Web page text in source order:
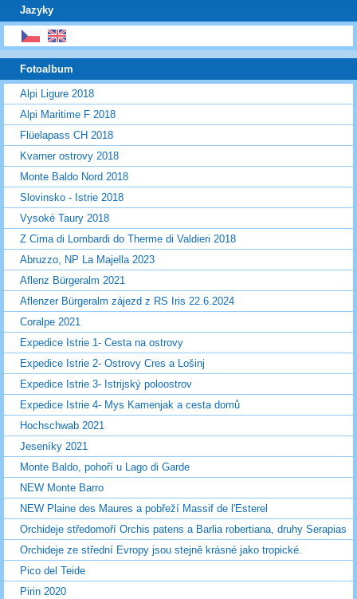
Jazyky
Fotoalbum
Alpi Ligure 2018
Alpi Maritime F 2018
Flüelapass CH 2018
Kvarner ostrovy 2018
Monte Baldo Nord 2018
Slovinsko - Istrie 2018
Vysoké Taury 2018
Z Cima di Lombardi do Therme di Valdieri 2018
Abruzzo, NP La Majella 2023
Aflenz Bürgeralm 2021
Aflenzer Bürgeralm zájezd z RS Iris 22.6.2024
Coralpe 2021
Expedice Istrie 1- Cesta na ostrovy
Expedice Istrie 2- Ostrovy Cres a Lošinj
Expedice Istrie 3- Istrijský poloostrov
Expedice Istrie 4- Mys Kamenjak a cesta domů
Hochschwab 2021
Jeseníky 2021
Monte Baldo, pohoří u Lago di Garde
NEW Monte Barro
NEW Plaine des Maures a pobřeží Massif de l'Esterel
Orchideje středomoří Orchis patens a Barlia robertiana, druhy Serapias
Orchideje ze střední Evropy jsou stejně krásné jako tropické.
Pico del Teide
Pirin 2020